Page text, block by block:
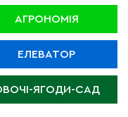
АГРОНОМІЯ
ЕЛЕВАТОР
ЯГОДИ-САД